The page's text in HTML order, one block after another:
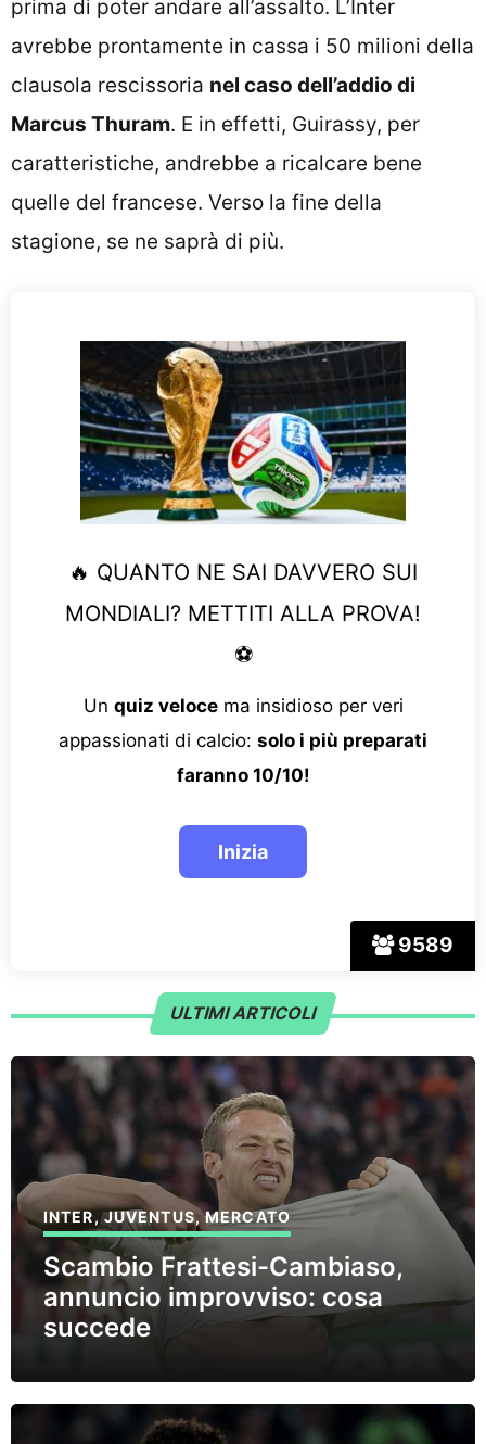
prima di poter andare all’assalto. L’Inter
avrebbe prontamente in cassa i 50 milioni della
clausola rescissoria nel caso dell’addio di
Marcus Thuram. E in effetti, Guirassy, per
caratteristiche, andrebbe a ricalcare bene
quelle del francese. Verso la fine della
stagione, se ne saprà di più.
9589
🔥 QUANTO NE SAI DAVVERO SUI
MONDIALI? METTITI ALLA PROVA!
⚽
Un quiz velocema insidioso per veri
appassionati di calcio: solo i più preparati
faranno 10/10!
ULTIMI ARTICOLI
INTER,JUVENTUS,MERCATO
Scambio Frattesi-Cambiaso,
annuncio improvviso: cosa
succede